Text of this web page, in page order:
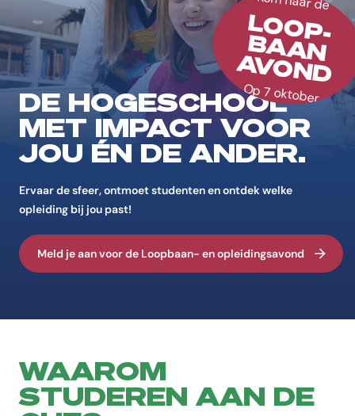
DE HOGESCHOOL
MET IMPACT VOOR
JOU ÉN DE ANDER.
Ervaar de sfeer, ontmoet studenten en ontdek welke
opleiding bij jou past!
Meld je aan voor de Loopbaan- en opleidingsavond
LOOP-
BAAN
AVOND
Op 7 oktober
WAAROM
STUDEREN AAN DE